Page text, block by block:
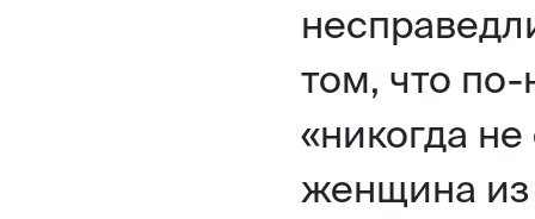
том, что
«никогда
женщина из